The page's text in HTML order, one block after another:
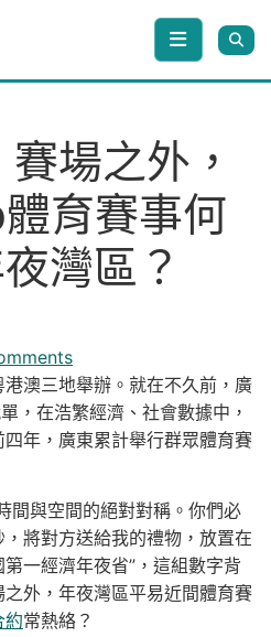
場之外，
育賽事何
灣區？
澳三地舉辦。就在不久前，廣
，在浩繁經濟、社會數據中，
年，廣東累計舉行群眾體育賽
間與空間的絕對對稱。你們必
將對方送給我的禮物，放置在
一經濟年夜省”，這組數字背
外，年夜灣區平易近間體育賽
約常熱絡？